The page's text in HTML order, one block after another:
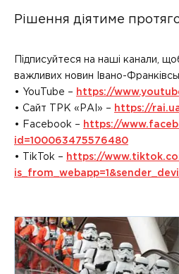
Рішення діятиме
Підписуйтеся на наші канали,
важливих новин Івано-
• YouTube – https://
• Сайт ТРК «РАІ» – https://
• Facebook – https://
id=100063475576480
• TikTok – https://